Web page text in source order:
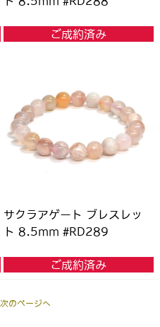
ご成約済み
サクラアゲート ブレスレッ
ト 8.5mm #RD289
ご成約済み
次のページへ